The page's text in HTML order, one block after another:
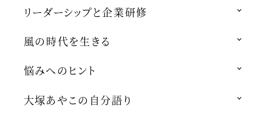
リーダーシップと企業研修
風の時代を生きる
悩みへのヒント
大塚あやこの自分語り